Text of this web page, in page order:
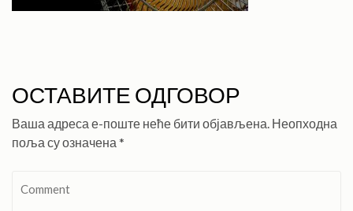
ОСТАВИТЕ ОДГОВОР
Ваша адреса е-поште неће бити објављена. Неопходна
поља су означена *